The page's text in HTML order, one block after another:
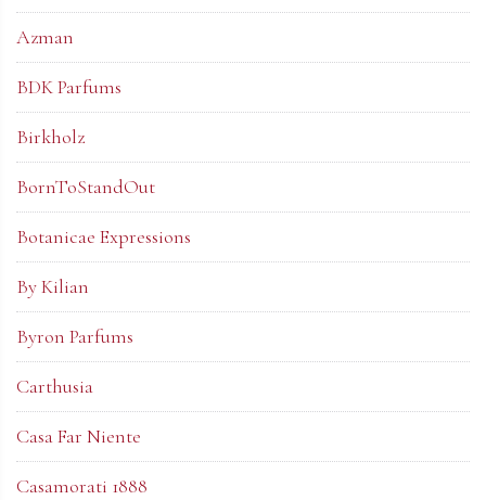
Azman
BDK Parfums
Birkholz
BornToStandOut
Botanicae Expressions
By Kilian
Byron Parfums
Carthusia
Casa Far Niente
Casamorati 1888